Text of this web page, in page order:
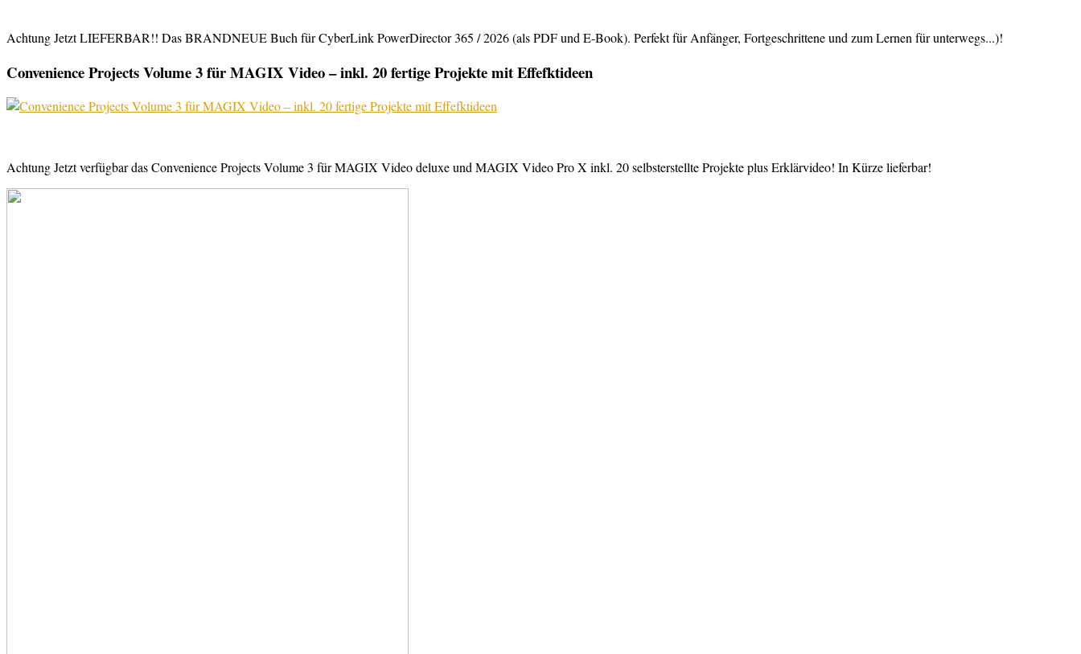
Achtung Jetzt LIEFERBAR!! Das BRANDNEUE Buch für CyberLink PowerDirector 365 / 2026 (als PDF und E-Book). Perfekt für Anfänger, Fortgeschrittene und zum Lernen für unterwegs...)!
Convenience Projects Volume 3 für MAGIX Video – inkl. 20 fertige Projekte mit Effefktideen
Achtung Jetzt verfügbar das Convenience Projects Volume 3 für MAGIX Video deluxe und MAGIX Video Pro X inkl. 20 selbsterstellte Projekte plus Erklärvideo! In Kürze lieferbar!